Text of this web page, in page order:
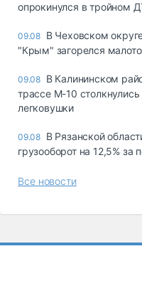
опрокинулся в тройном
09.08 В Чеховском
"Крым" загорелся
09.08 В Калининском
трассе М-10
легковушки
09.08 В Рязанской
грузооборот на 12,5% за
Все новости